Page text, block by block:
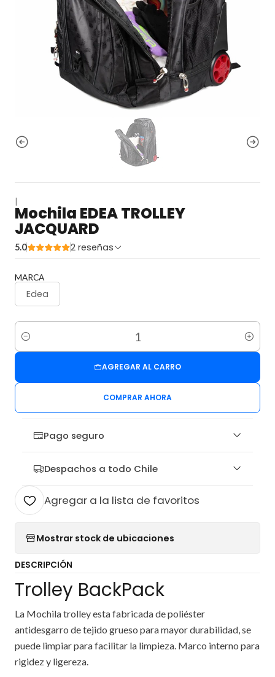
Mochila EDEA TROLLEY
JACQUARD
5.0 2 reseñas
MARCA
Edea
Cantidad
AGREGAR AL CARRO
COMPRAR AHORA
Pago seguro
Despachos a todo Chile
Agregar a la lista de favoritos
Mostrar stock de ubicaciones
DESCRIPCIÓN
Trolley BackPack
La Mochila trolley esta fabricada de poliéster
antidesgarro de tejido grueso para mayor durabilidad, se
puede limpiar para facilitar la limpieza. Marco interno para
rigidez y ligereza.